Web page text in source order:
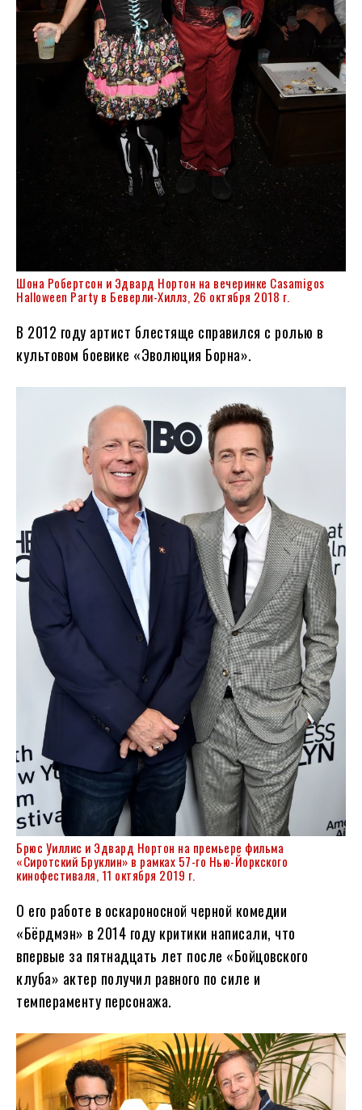
Шона Робертсон и Эдвард Нортон на вечеринке Casamigos
Halloween Party в Беверли-Хиллз, 26 октября 2018 г.
В 2012 году артист блестяще справился с ролью в
культовом боевике «Эволюция Борна».
Брюс Уиллис и Эдвард Нортон на премьере фильма
«Сиротский Бруклин» в рамках 57-го Нью-Йоркского
кинофестиваля, 11 октября 2019 г.
О его работе в оскароносной черной комедии
«Бёрдмэн» в 2014 году критики написали, что
впервые за пятнадцать лет после «Бойцовского
клуба» актер получил равного по силе и
темпераменту персонажа.